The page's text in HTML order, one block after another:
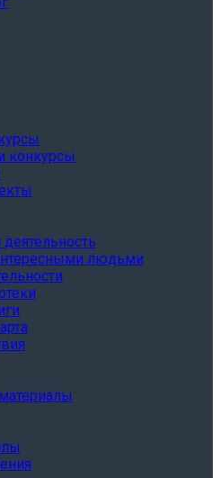
конкурсы
людьми